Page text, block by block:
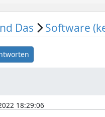
Das Software
18:29:06